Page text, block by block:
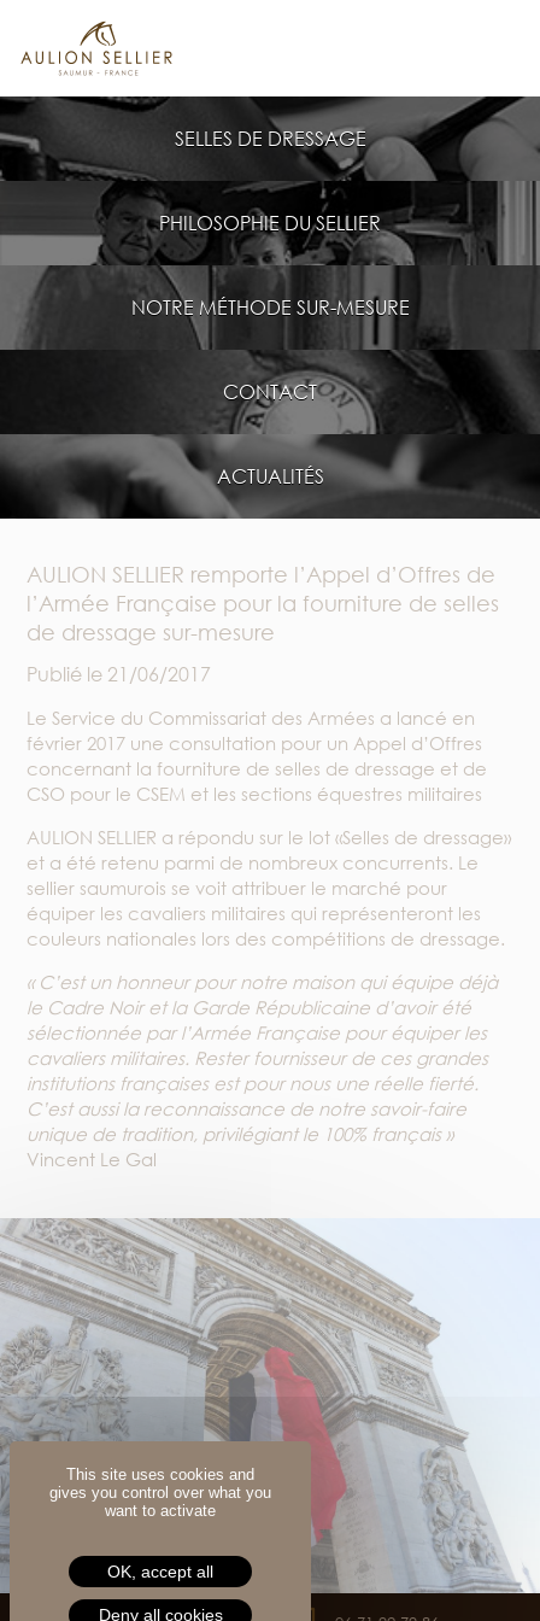
SELLES DE DRESSAGE
PHILOSOPHIE DU SELLIER
NOTRE MÉTHODE SUR-MESURE
CONTACT
ACTUALITÉS
AULION SELLIER remporte l’Appel d’Offres de
l’Armée Française pour la fourniture de selles
de dressage sur-mesure
Publié le 21/06/2017
Le Service du Commissariat des Armées a lancé en
février 2017 une consultation pour un Appel d’Offres
concernant la fourniture de selles de dressage et de
CSO pour le CSEM et les sections équestres militaires
AULION SELLIER a répondu sur le lot «Selles de dressage»
et a été retenu parmi de nombreux concurrents. Le
sellier saumurois se voit attribuer le marché pour
équiper les cavaliers militaires qui représenteront les
couleurs nationales lors des compétitions de dressage.
« C’est un honneur pour notre maison qui équipe déjà
le Cadre Noir et la Garde Républicaine d’avoir été
sélectionnée par l’Armée Française pour équiper les
cavaliers militaires. Rester fournisseur de ces grandes
institutions françaises est pour nous une réelle fierté.
C’est aussi la reconnaissance de notre savoir-faire
unique de tradition, privilégiant le 100% français »
Vincent Le Gal
Rue du Pavé de Riou
This site uses cookies and
gives you control over what you
want to activate
OK, accept all
Deny all cookies